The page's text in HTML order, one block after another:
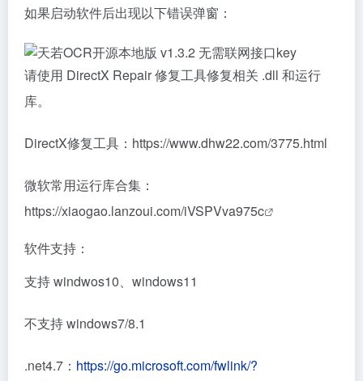
如果启动软件后出现以下错误弹窗：
请使用 DirectX Repair 修复工具修复相关 .dll 和运行
库。
DirectX修复工具： https://www.dhw22.com/3775.html
微软常用运行库合集：
https://xiaogao.lanzoui.com/iVSPVva975c
软件支持：
支持 windwos10、windows11
不支持 windows7/8.1
.net4.7： https://go.microsoft.com/fwlink/?